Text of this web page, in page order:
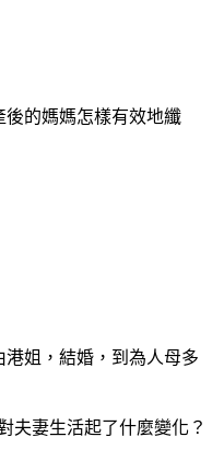
後的媽媽怎樣有效地纖
港姐，結婚，到為人母多
夫妻生活起了什麼變化？